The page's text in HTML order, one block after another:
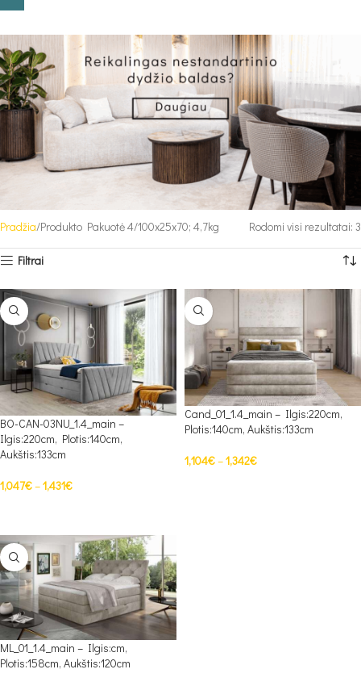
Pradžia Produkto Pakuotė 4 100x25x70; 4,7kg Rodomi visi rezultatai: 3
Filtrai
BO-CAN-03NU_1.4_main –
Ilgis:220cm, Plotis:140cm,
Aukštis:133cm
1,047€–1,431€
Cand_01_1.4_main – Ilgis:220cm,
Plotis:140cm, Aukštis:133cm
1,104€–1,342€
ML_01_1.4_main – Ilgis:cm,
Plotis:158cm, Aukštis:120cm